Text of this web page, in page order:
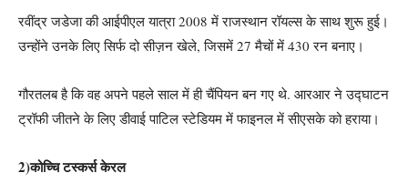
रवींद्र जडेजा की आईपीएल यात्रा 2008 में राजस्थान रॉयल्स के साथ शुरू हुई।
उन्होंने उनके लिए सिर्फ दो सीज़न खेले, जिसमें 27 मैचों में 430 रन बनाए।
गौरतलब है कि वह अपने पहले साल में ही चैंपियन बन गए थे. आरआर ने उद्घाटन
ट्रॉफी जीतने के लिए डीवाई पाटिल स्टेडियम में फाइनल में सीएसके को हराया।
2)कोच्चि टस्कर्स केरल